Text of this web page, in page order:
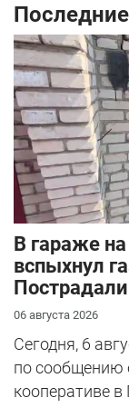
В гараже
вспыхнул
06 августа 2026
Сегодня, 6
по сообщению
кооперативе в